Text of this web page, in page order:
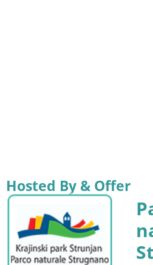
Hosted By & Offer